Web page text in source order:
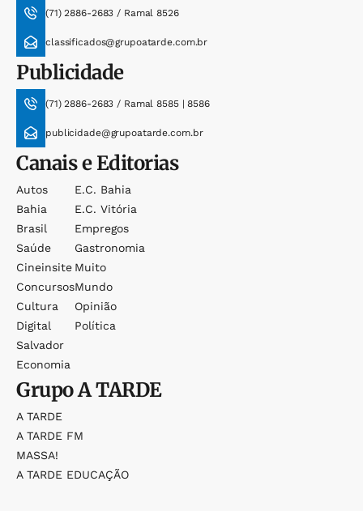
(71) 2886-2683 / Ramal 8526
classificados@grupoatarde.com.br
Publicidade
(71) 2886-2683 / Ramal 8585 | 8586
publicidade@grupoatarde.com.br
Canais e Editorias
Autos
Bahia
Brasil
Saúde
Cineinsite
Concursos
Cultura
Digital
Salvador
Economia
E.c. Bahia
E.c. Vitória
Empregos
Gastronomia
Muito
Mundo
Opinião
Política
GrupoA TARDE
A TARDE
A TARDE FM
MASSA!
A TARDE EDUCAÇÃO